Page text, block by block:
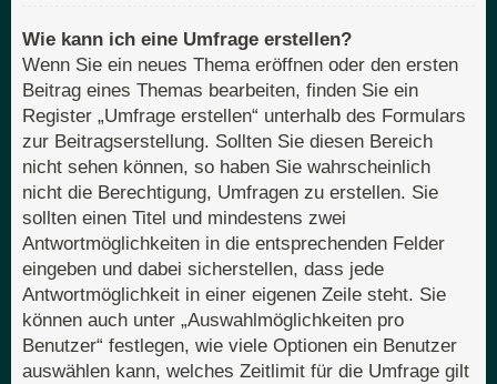
Wie kann ich eine Umfrage erstellen?
Wenn Sie ein neues Thema eröffnen oder den ersten
Beitrag eines Themas bearbeiten, finden Sie ein
Register „Umfrage erstellen“ unterhalb des Formulars
zur Beitragserstellung. Sollten Sie diesen Bereich
nicht sehen können, so haben Sie wahrscheinlich
nicht die Berechtigung, Umfragen zu erstellen. Sie
sollten einen Titel und mindestens zwei
Antwortmöglichkeiten in die entsprechenden Felder
eingeben und dabei sicherstellen, dass jede
Antwortmöglichkeit in einer eigenen Zeile steht. Sie
können auch unter „Auswahlmöglichkeiten pro
Benutzer“ festlegen, wie viele Optionen ein Benutzer
auswählen kann, welches Zeitlimit für die Umfrage gilt